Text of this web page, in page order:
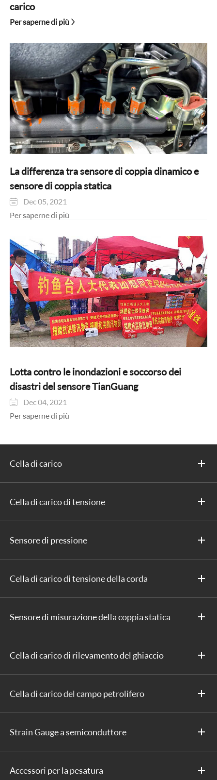
carico
Per saperne di più
La differenza tra sensore di coppia dinamico e
sensore di coppia statica

Dec 05, 2021
Per saperne di più
Lotta contro le inondazioni e soccorso dei
disastri del sensore TianGuang

Dec 04, 2021
Per saperne di più
Cella di carico
Cella di carico di tensione
Sensore di pressione
Cella di carico di tensione della corda
Sensore di misurazione della coppia statica
Cella di carico di rilevamento del ghiaccio
Cella di carico del campo petrolifero
Strain Gauge a semiconduttore
Accessori per la pesatura